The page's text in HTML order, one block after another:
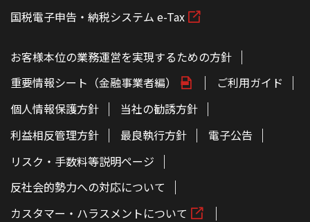
国税電子申告・納税システム e-Tax
お客様本位の業務運営を実現するための方針
重要情報シート（金融事業者編）
ご利用ガイド
個人情報保護方針
当社の勧誘方針
利益相反管理方針
最良執行方針
電子公告
リスク・手数料等説明ページ
反社会的勢力への対応について
カスタマー・ハラスメントについて